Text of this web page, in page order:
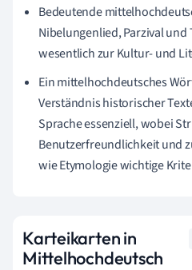
Bedeutende
Nibelungenlied, Parzival
wesentlich zur Kultur- und
Ein mittelhochdeutsches
Verständnis historischer
Sprache essenziell, wobei
Benutzerfreundlichkeit und
wie Etymologie wichtige
Karteikarten in
Mittelhochdeutsch